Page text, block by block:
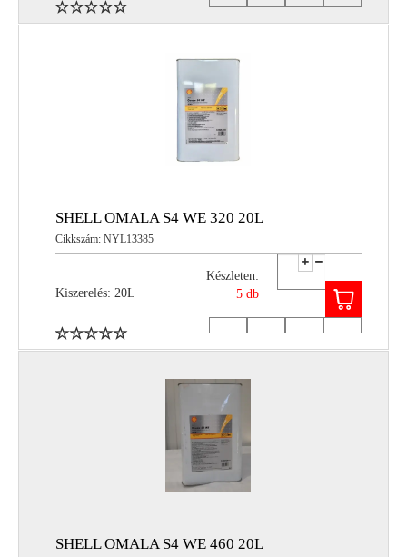
SHELL OMALA S4 WE 320 20L
Cikkszám: NYL13385
Kiszerelés: 20L
Készleten:
5 db
SHELL OMALA S4 WE 460 20L